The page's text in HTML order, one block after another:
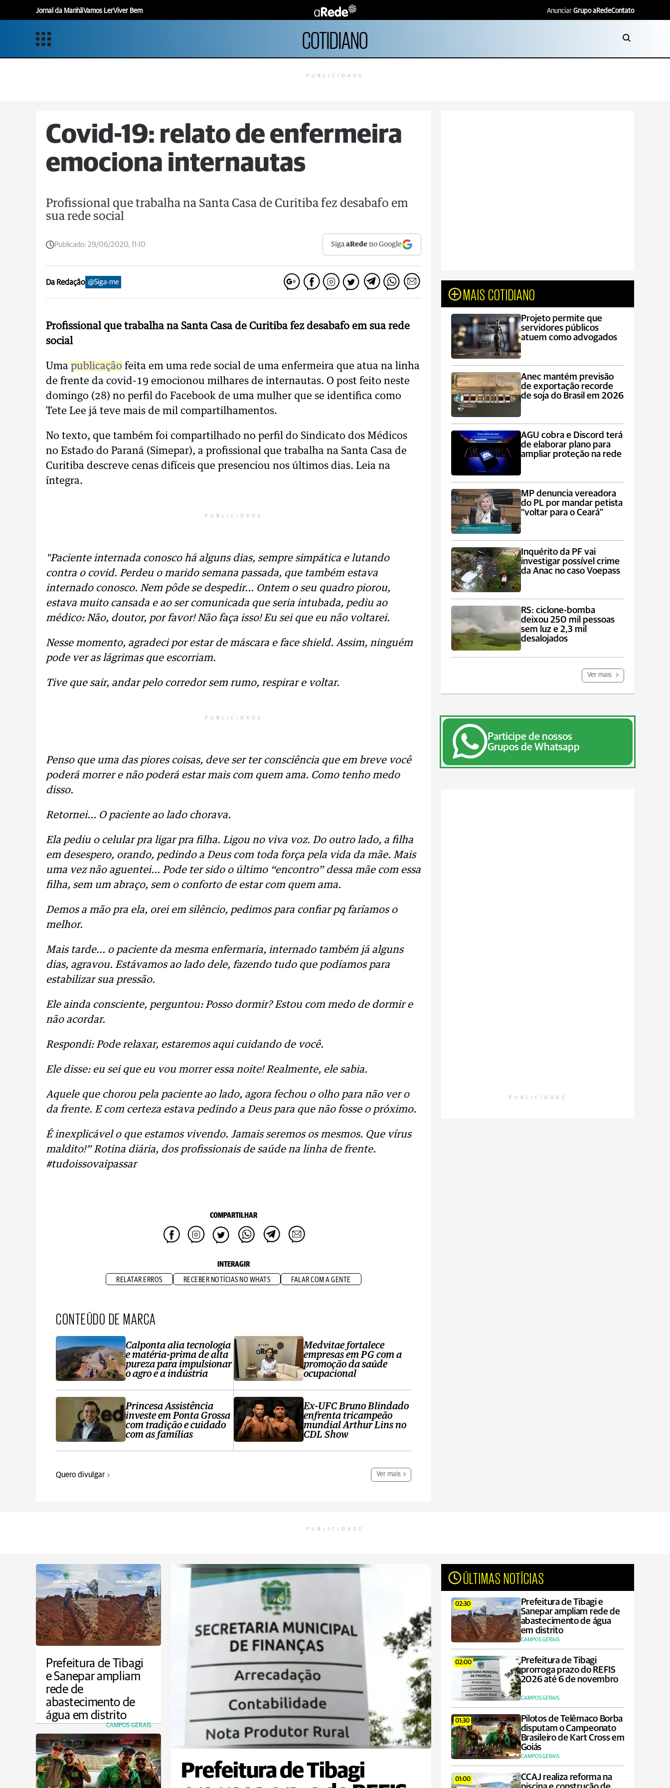
Jornal da ManhãVamos LerViver Bem Anunciar Grupo aRedeContato
COTIDIANO
PUBLICIDADE
Covid-19: relato de enfermeira
emociona internautas
Profissional que trabalha na Santa Casa de Curitiba fez desabafo em
sua rede social
Publicado: 29/06/2020, 11:10 SigaaRede no Google
Da Redação @Siga-me
Profissional que trabalha na Santa Casa de Curitiba fez desabafo em sua rede
social
Uma publicação feita em uma rede social de uma enfermeira que atua na linha
de frente da covid-19 emocionou milhares de internautas. O post feito neste
domingo (28) no perfil do Facebook de uma mulher que se identifica como
Tete Lee já teve mais de mil compartilhamentos.
No texto, que também foi compartilhado no perfil do Sindicato dos Médicos
no Estado do Paraná (Simepar), a profissional que trabalha na Santa Casa de
Curitiba descreve cenas difíceis que presenciou nos últimos dias. Leia na
íntegra.
PUBLICIDADE
"Paciente internada conosco há alguns dias, sempre simpática e lutando
contra o covid. Perdeu o marido semana passada, que também estava
internado conosco. Nem pôde se despedir... Ontem o seu quadro piorou,
estava muito cansada e ao ser comunicada que seria intubada, pediu ao
médico: Não, doutor, por favor! Não faça isso! Eu sei que eu não voltarei.
Nesse momento, agradeci por estar de máscara e face shield. Assim, ninguém
pode ver as lágrimas que escorriam.
Tive que sair, andar pelo corredor sem rumo, respirar e voltar.
PUBLICIDADE
Penso que uma das piores coisas, deve ser ter consciência que em breve você
poderá morrer e não poderá estar mais com quem ama. Como tenho medo
disso.
Retornei... O paciente ao lado chorava.
Ela pediu o celular pra ligar pra filha. Ligou no viva voz. Do outro lado, a filha
em desespero, orando, pedindo a Deus com toda força pela vida da mãe. Mais
uma vez não aguentei... Pode ter sido o último “encontro” dessa mãe com essa
filha, sem um abraço, sem o conforto de estar com quem ama.
Demos a mão pra ela, orei em silêncio, pedimos para confiar pq faríamos o
melhor.
Mais tarde... o paciente da mesma enfermaria, internado também já alguns
dias, agravou. Estávamos ao lado dele, fazendo tudo que podíamos para
estabilizar sua pressão.
Ele ainda consciente, perguntou: Posso dormir? Estou com medo de dormir e
não acordar.
Respondi: Pode relaxar, estaremos aqui cuidando de você.
Ele disse: eu sei que eu vou morrer essa noite! Realmente, ele sabia.
Aquele que chorou pela paciente ao lado, agora fechou o olho para não ver o
da frente. E com certeza estava pedindo a Deus para que não fosse o próximo.
É inexplicável o que estamos vivendo. Jamais seremos os mesmos. Que vírus
maldito!” Rotina diária, dos profissionais de saúde na linha de frente.
#tudoissovaipassar
COMPARTILHAR
INTERAGIR
RELATAR ERROS RECEBER NOTÍCIAS NO WHATS FALAR COM A GENTE
CONTEÚDO DE MARCA
Calponta alia tecnologia
e matéria-prima de alta
pureza para impulsionar
o agro e a indústria
Princesa Assistência
investe em Ponta Grossa
com tradição e cuidado
com as famílias
Medvitae fortalece
empresas em PG com a
promoção da saúde
ocupacional
Ex-UFC Bruno Blindado
enfrenta tricampeão
mundial Arthur Lins no
CDL Show
Quero divulgar Ver mais
MAIS COTIDIANO
Projeto permite que
servidores públicos
atuem como advogados
Anec mantém previsão
de exportação recorde
de soja do Brasil em 2026
AGU cobra e Discord terá
de elaborar plano para
ampliar proteção na rede
MP denuncia vereadora
do PL por mandar petista
“voltar para o Ceará”
Inquérito da PF vai
investigar possível crime
da Anac no caso Voepass
RS: ciclone-bomba
deixou 250 mil pessoas
sem luz e 2,3 mil
desalojados
Ver mais
Participe de nossos
Grupos de Whatsapp
PUBLICIDADE
PUBLICIDADE
Prefeitura de Tibagi
e Sanepar ampliam
rede de
abastecimento de
água em distrito
CAMPOS GERAIS
Prefeitura de Tibagi
ÚLTIMAS NOTÍCIAS
02:30
Prefeitura de Tibagi e
Sanepar ampliam rede de
abastecimento de água
em distrito
CAMPOS GERAIS
02:00
Prefeitura de Tibagi
prorroga prazo do REFIS
2026 até 6 de novembro
CAMPOS GERAIS
01:30
Pilotos de Telêmaco Borba
disputam o Campeonato
Brasileiro de Kart Cross em
Goiás
CAMPOS GERAIS
01:00
CCAJ realiza reforma na